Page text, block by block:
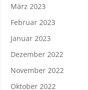
März 2023
Februar 2023
Januar 2023
Dezember 2022
November 2022
Oktober 2022